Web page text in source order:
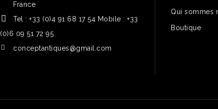
France
Tel : +33 (0)4 91 68 17 54 Mobile : +33
(0)6 09 51 72 95
conceptantiques@gmail.com
Qui sommes
Boutique